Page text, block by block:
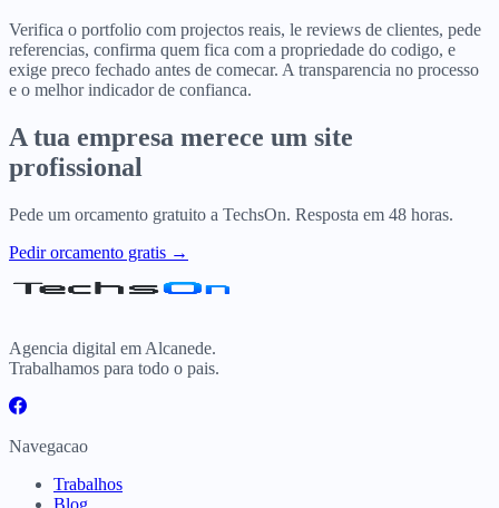
Verifica o portfolio com projectos reais, le reviews de clientes, pede
referencias, confirma quem fica com a propriedade do codigo, e
exige preco fechado antes de comecar. A transparencia no processo
e o melhor indicador de confianca.
A tua empresa merece um site
profissional
Pede um orcamento gratuito a TechsOn. Resposta em 48 horas.
Pedir orcamento gratis →
Agencia digital em Alcanede.
Trabalhamos para todo o pais.
Navegacao
Trabalhos
Blog